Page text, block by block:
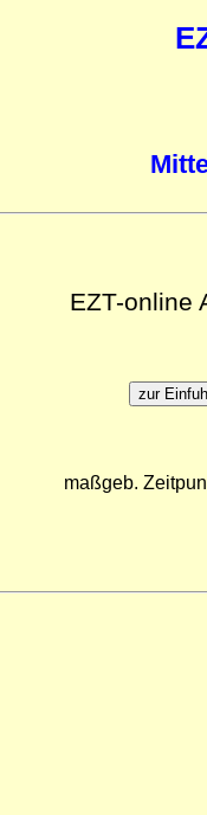
EZT-online
maßgeb.